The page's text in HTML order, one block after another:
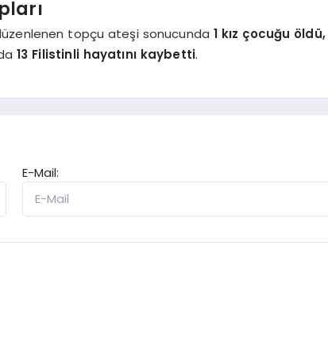
topçu ateşi sonucunda 1 kız çocuğu öldü,
13 Filistinli hayatını kaybetti.
E-Mail: